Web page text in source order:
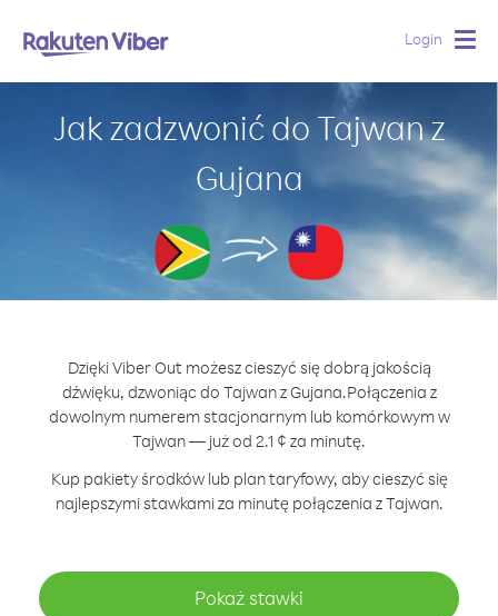
Login
Jak zadzwonić do Tajwan z
Gujana
Dzięki Viber Out możesz cieszyć się dobrą jakością
dźwięku, dzwoniąc do Tajwan z Gujana.Połączenia z
dowolnym numerem stacjonarnym lub komórkowym w
Tajwan — już od 2.1 ¢ za minutę.
Kup pakiety środków lub plan taryfowy, aby cieszyć się
najlepszymi stawkami za minutę połączenia z Tajwan.
Pokaż stawki